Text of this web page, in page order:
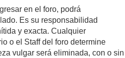
en el foro, podrá
Es su responsabilidad
y exacta. Cualquier
o el Staff del foro determine
vulgar será eliminada, con o sin